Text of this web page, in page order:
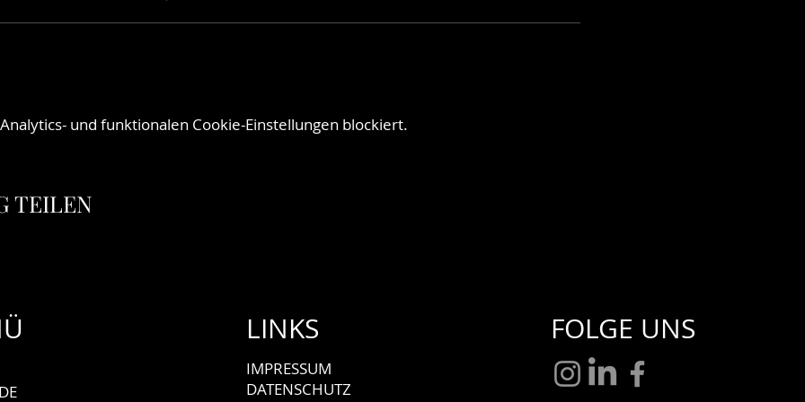
und funktionalen Cookie-Einstellungen blockiert.
TEILEN
LINKS
IMPRESSUM
DATENSCHUTZ
FOLGE UNS